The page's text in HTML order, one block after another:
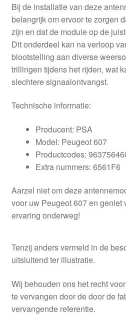
Bij de installatie van deze
belangrijk om ervoor te zorgen
zijn en dat de module op de
Dit onderdeel kan na verloop
blootstelling aan diverse
trillingen tijdens het rijden, wat
slechtere signaalontvangst.
Technische informatie:
Producent: PSA
Model: Peugeot 607
Productcodes:
Extra nummers: 6561F6
Aarzel niet om deze
voor uw Peugeot 607 en geniet
ervaring onderweg!
Tenzij anders vermeld in de
uitsluitend ter illustratie.
Wij behouden ons het recht
te vervangen door de door de
vervangende referentie.